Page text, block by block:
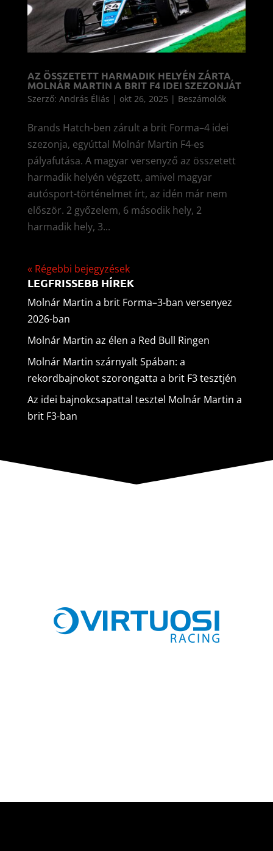
AZ ÖSSZETETT HARMADIK HELYÉN ZÁRTA
MOLNÁR MARTIN A BRIT F4 IDEI SZEZONJÁT
Szerző: András Éliás | okt 26, 2025 | Beszámolók
Brands Hatch-ben zárult a brit Forma–4 idei
szezonja, egyúttal Molnár Martin F4-es
pályafutása. A magyar versenyző az összetett
harmadik helyén végzett, amivel magyar
autósport-történelmet írt, az idén már nem
először. 2 győzelem, 6 második hely, 2
harmadik hely, 3...
« Régebbi bejegyzések
LEGFRISSEBB HÍREK
Molnár Martin a brit Forma–3-ban versenyez
2026-ban
Molnár Martin az élen a Red Bull Ringen
Molnár Martin szárnyalt Spában: a
rekordbajnokot szorongatta a brit F3 tesztjén
Az idei bajnokcsapattal tesztel Molnár Martin a
brit F3-ban